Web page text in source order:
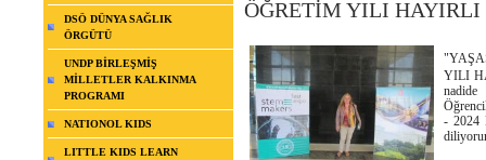
DSÖ DÜNYA SAĞLIK
ÖRGÜTÜ
UNDP BİRLEŞMİŞ
MİLLETLER KALKINMA
PROGRAMI
NATIONOL KIDS
LITTLE KIDS LEARN
ÖĞRETİM YILI HAYIRLI
YILI
- 2024